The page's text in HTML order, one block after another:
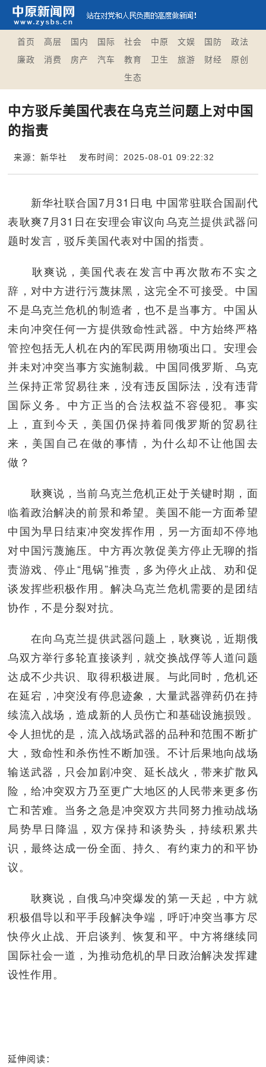
首页 高层 国内 国际 社会 中原 文娱 国防
政法
廉政
消费 房产 汽车 教育 卫生 旅游 财经
原创
生态
中方驳斥美国代表在乌克兰问题上对中国
的指责
来源：新华社 发布时间：2025-08-01 09:22:32
新华社联合国7月31日电 中国常驻联合国副代
表耿爽7月31日在安理会审议向乌克兰提供武器问
题时发言，驳斥美国代表对中国的指责。
耿爽说，美国代表在发言中再次散布不实之
辞，对中方进行污蔑抹黑，这完全不可接受。中国
不是乌克兰危机的制造者，也不是当事方。中国从
未向冲突任何一方提供致命性武器。中方始终严格
管控包括无人机在内的军民两用物项出口。安理会
并未对冲突当事方实施制裁。中国同俄罗斯、乌克
兰保持正常贸易往来，没有违反国际法，没有违背
国际义务。中方正当的合法权益不容侵犯。事实
上，直到今天，美国仍保持着同俄罗斯的贸易往
来，美国自己在做的事情，为什么却不让他国去
做？
耿爽说，当前乌克兰危机正处于关键时期，面
临着政治解决的前景和希望。美国不能一方面希望
中国为早日结束冲突发挥作用，另一方面却不停地
对中国污蔑施压。中方再次敦促美方停止无聊的指
责游戏、停止“甩锅”推责，多为停火止战、劝和促
谈发挥些积极作用。解决乌克兰危机需要的是团结
协作，不是分裂对抗。
在向乌克兰提供武器问题上，耿爽说，近期俄
乌双方举行多轮直接谈判，就交换战俘等人道问题
达成不少共识、取得积极进展。与此同时，危机还
在延宕，冲突没有停息迹象，大量武器弹药仍在持
续流入战场，造成新的人员伤亡和基础设施损毁。
令人担忧的是，流入战场武器的品种和范围不断扩
大，致命性和杀伤性不断加强。不计后果地向战场
输送武器，只会加剧冲突、延长战火，带来扩散风
险，给冲突双方乃至更广大地区的人民带来更多伤
亡和苦难。当务之急是冲突双方共同努力推动战场
局势早日降温，双方保持和谈势头，持续积累共
识，最终达成一份全面、持久、有约束力的和平协
议。
耿爽说，自俄乌冲突爆发的第一天起，中方就
积极倡导以和平手段解决争端，呼吁冲突当事方尽
快停火止战、开启谈判、恢复和平。中方将继续同
国际社会一道，为推动危机的早日政治解决发挥建
设性作用。
延伸阅读：